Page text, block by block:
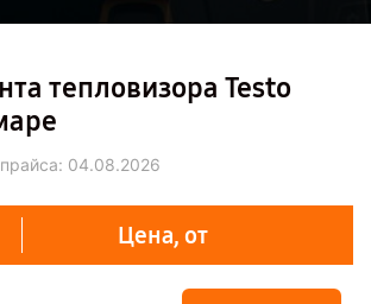
тепловизора Testo
04.08.2026
Цена, от